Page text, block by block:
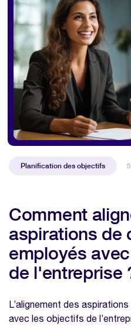
Planification des objectifs
Comment
aspirations de
employés
de l'entreprise
L’alignement des
avec les objectifs de